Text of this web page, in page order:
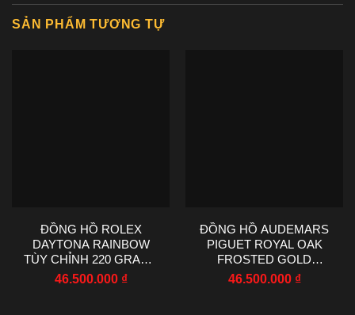
SẢN PHẨM TƯƠNG TỰ
ĐỒNG HỒ ROLEX
DAYTONA RAINBOW
TÙY CHỈNH 220 GRAMS
MOISSANITE RUBY
46.500.000 ₫
ĐỒNG HỒ AUDEMARS
PIGUET ROYAL OAK
FROSTED GOLD
15407BC PHỦ VÀNG
46.500.000 ₫